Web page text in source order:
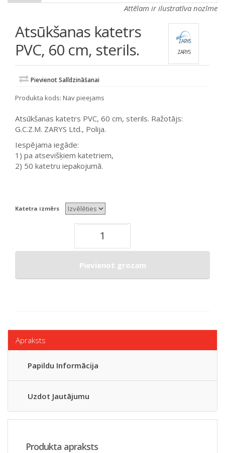
Attēlam ir ilustratīva nozīme
Atsūkšanas katetrs
PVC, 60 cm, sterils.
ZARYS
Pievienot Salīdzināšanai
Produkta kods: Nav pieejams
Atsūkšanas katetrs PVC, 60 cm, sterils. Ražotājs:
G.C.Z.M. ZARYS Ltd., Polija.
Iespējama iegāde:
1) pa atsevišķiem katetriem,
2) 50 katetru iepakojumā.
Katetra izmērs
Pievienot grozam
Apraksts
Papildu Informācija
Uzdot Jautājumu
Produkta apraksts